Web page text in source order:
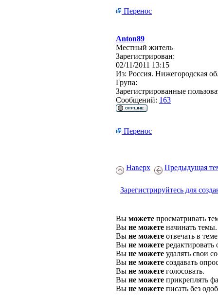
Перенос
Anton89
Местный житель
Зарегистрирован:
02/11/2011 13:15
Из: Россия. Нижегородская
Група:
Зарегистрированные
Сообщений: 163
Перенос
Наверх Предыдущая
Зарегистрируйтесь для
Вы можете просматривать
Вы не можете начинать темы.
Вы не можете отвечать в
Вы не можете
Вы не можете удалять свои
Вы не можете создавать
Вы не можете голосовать.
Вы не можете прикреплять
Вы не можете писать без